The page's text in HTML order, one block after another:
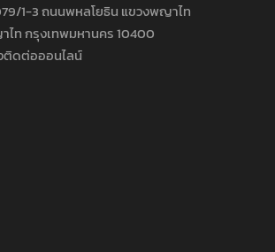
1-3 ถนนพหลโยธิน แขวงพญาไท
ไท กรุงเทพมหานคร 10400
ติดต่อออนไลน์